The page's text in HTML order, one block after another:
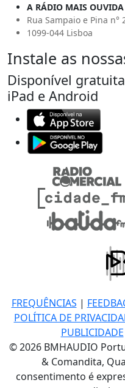
A RÁDIO MAIS OUVIDA
Rua Sampaio e Pina n°
1099-044 Lisboa
Instale as
Disponível
iPad e Android
FREQUÊNCIAS |
POLÍTICA DE
PUBLICIDADE
© 2026 BMHAUDIO
& Comandita,
consentimento é